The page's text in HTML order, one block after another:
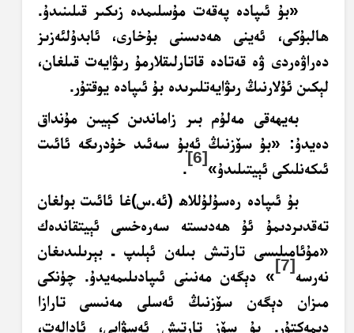
«بۇ ئىپادە پەقەت مۇسلىمدە زىكىر قىلىنىدۇ.
ھالبۇكى، ئەينى ھەدىسنى بۇخارى، ئابدۇلئەزىز
دەراۋەردى ۋە قەتادە قاتارلىقلارمۇ رىۋايەت قىلغان،
لېكىن ئۇلارنىڭ رىۋايەتلىرىدە بۇ ئىپادە يوقتۇر.
بەيھەقى مەلۇم بىر زاماندىن كېيىن مۇنداق
دەيدۇ: «بۇ سۆزنىڭ ئەبۇ سەئىد خۇدرىگە ئائىت
ئىكەنلىكى ئېيتىلىدۇ»
[6]
.
بۇ ئىپادە رەسۇلۇللاھ (ئە.س)غا ئائىت بولغان
تەقدىردىمۇ ئۇ ھەدىستە سەرەخسى ئېيتقاندەك
«مۇئامىلىسى تارتىش بىلەن ئېلىپ ـ بېرىلىدىغان
نەرسە
[7]
» دېگەن مەنىنى ئىپادىلىمەيدۇ. چۈنكى
مىزان دېگەن سۆزنىڭ ئەسلى مەنىسى تارازا
دېمەكتۇر. بۇ سۆز تارتىش ئەسۋابى، ئادالەت،